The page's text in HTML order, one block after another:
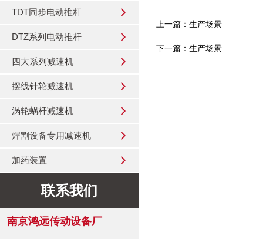
TDT同步电动推杆
DTZ系列电动推杆
四大系列减速机
摆线针轮减速机
涡轮蜗杆减速机
焊割设备专用减速机
加药装置
联系我们
南京鸿远传动设备厂
上一篇： 生产场景
下一篇： 生产场景